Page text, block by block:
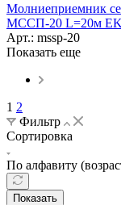
Молниеприемник
МССП-20 L=20м
Арт.: mssp-20
Показать еще
1 2
Фильтр
Сортировка
По алфавиту
Показать